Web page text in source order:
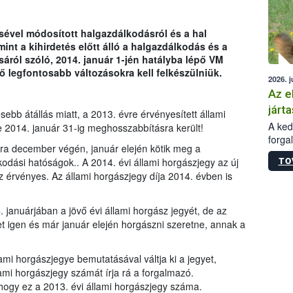
módosított halgazdálkodásról és a hal
a kihirdetés előtt álló a halgazdálkodás és a
szóló, 2014. január 1-jén hatályba lépő VM
legfontosabb változásokra kell felkészülniük.
átállás miatt, a 2013. évre érvényesített állami
január 31-ig meghosszabbításra került!
december végén, január elején kötik meg a
hatóságok.. A 2014. évi állami horgászjegy az új
Az állami horgászjegy díja 2014. évben is
a jövő évi állami horgász jegyét, de az
igen és már január elején horgászni szeretne, annak a
horgászjegye bemutatásával váltja ki a jegyet,
horgászjegy számát írja rá a forgalmazó.
ez a 2013. évi állami horgászjegy száma.
2026.
Az
A